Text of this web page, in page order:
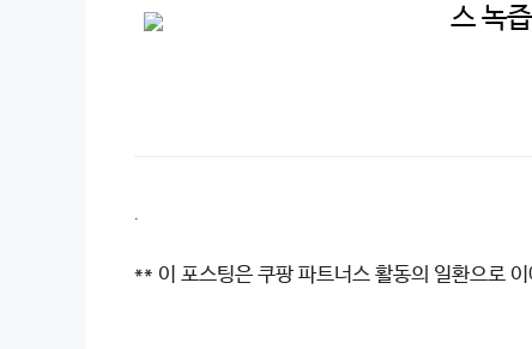
스 녹
.
** 이 포스팅은 쿠팡 파트너스 활동의 일환으로